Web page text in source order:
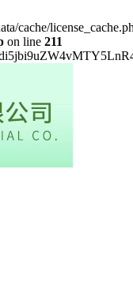
cache/
on line 211